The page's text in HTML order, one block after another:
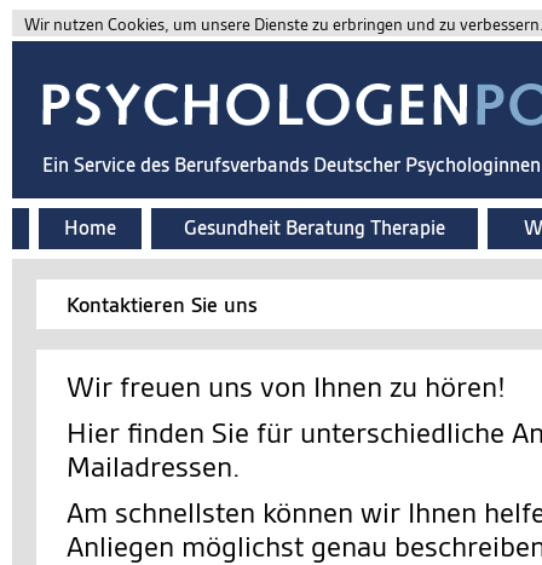
Wir nutzen Cookies, um unsere Dienste zu erbringen und zu
Ein Service des Berufsverbands Deutscher
Home Gesundheit Beratung Therapie
Kontaktieren Sie uns
Wir freuen uns von Ihnen zu hören!
Hier finden Sie für unterschiedliche
Mailadressen.
Am schnellsten können wir Ihnen
Anliegen möglichst genau